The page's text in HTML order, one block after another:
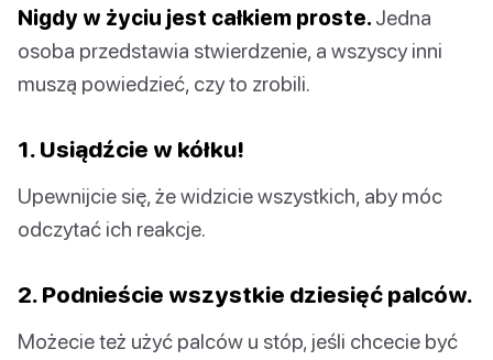
Nigdy w życiu jest całkiem proste. Jedna
osoba przedstawia stwierdzenie, a wszyscy inni
muszą powiedzieć, czy to zrobili.
1. Usiądźcie w kółku!
Upewnijcie się, że widzicie wszystkich, aby móc
odczytać ich reakcje.
2. Podnieście wszystkie dziesięć palców.
Możecie też użyć palców u stóp, jeśli chcecie być